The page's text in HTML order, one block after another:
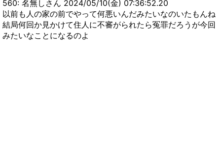
560: 名無しさん 2024/05/10(金) 07:36:52.20
以前も人の家の前でやって何悪いんだみたいなのいたもんね
結局何回か見かけて住人に不審がられたら冤罪だろうが今回
みたいなことになるのよ